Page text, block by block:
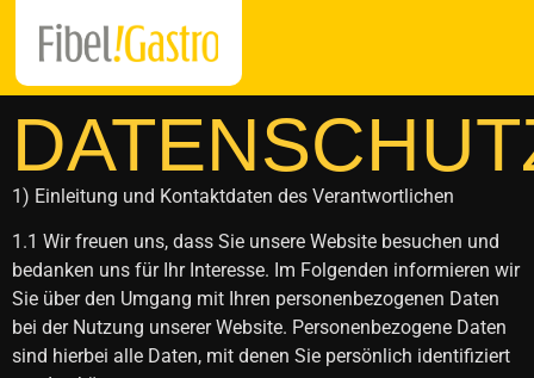
1) Einleitung und Kontaktdaten des Verantwortlichen
1.1 Wir freuen uns, dass Sie unsere Website besuchen und
bedanken uns für Ihr Interesse. Im Folgenden informieren wir
Sie über den Umgang mit Ihren personenbezogenen Daten
bei der Nutzung unserer Website. Personenbezogene Daten
sind hierbei alle Daten, mit denen Sie persönlich identifiziert